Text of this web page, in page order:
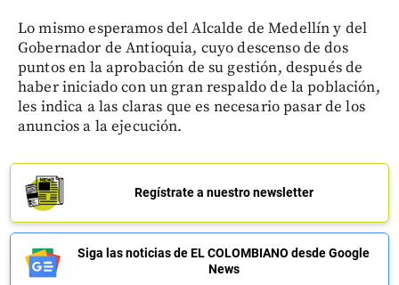
Lo mismo esperamos del Alcalde de Medellín y del
Gobernador de Antioquia, cuyo descenso de dos
puntos en la aprobación de su gestión, después de
haber iniciado con un gran respaldo de la población,
les indica a las claras que es necesario pasar de los
anuncios a la ejecución.
Regístrate a nuestro newsletter
Siga las noticias de EL COLOMBIANO desde Google
News